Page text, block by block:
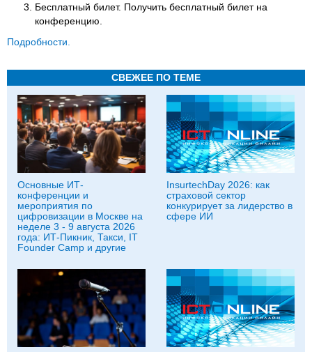
Бесплатный билет. Получить бесплатный билет на
конференцию.
Подробности.
СВЕЖЕЕ ПО ТЕМЕ
Основные ИТ-
конференции и
мероприятия по
цифровизации в Москве на
неделе 3 - 9 августа 2026
года: ИТ-Пикник, Такси, IT
Founder Camp и другие
InsurtechDay 2026: как
страховой сектор
конкурирует за лидерство в
сфере ИИ